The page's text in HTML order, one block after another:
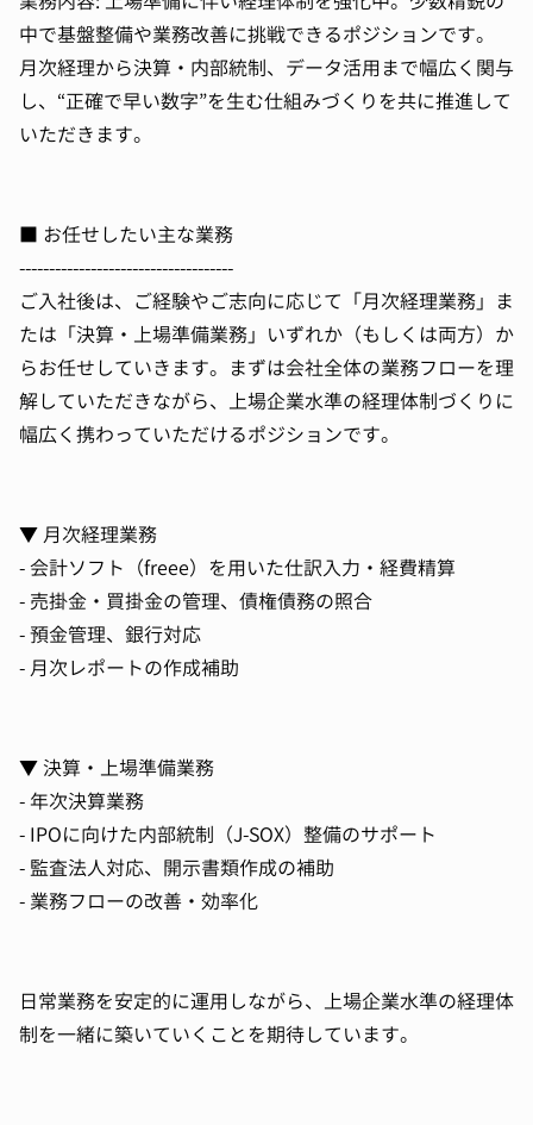
中で基盤整備や業務改善に挑戦できるポジションです。
月次経理から決算・内部統制、データ活用まで幅広く関与
し、“正確で早い数字”を生む仕組みづくりを共に推進して
いただきます。
■ お任せしたい主な業務
------------------------------------
ご入社後は、ご経験やご志向に応じて「月次経理業務」ま
たは「決算・上場準備業務」いずれか（もしくは両方）か
らお任せしていきます。まずは会社全体の業務フローを理
解していただきながら、上場企業水準の経理体制づくりに
幅広く携わっていただけるポジションです。
▼ 月次経理業務
- 会計ソフト（freee）を用いた仕訳入力・経費精算
- 売掛金・買掛金の管理、債権債務の照合
- 預金管理、銀行対応
- 月次レポートの作成補助
▼ 決算・上場準備業務
- 年次決算業務
- IPOに向けた内部統制（J-SOX）整備のサポート
- 監査法人対応、開示書類作成の補助
- 業務フローの改善・効率化
日常業務を安定的に運用しながら、上場企業水準の経理体
制を一緒に築いていくことを期待しています。